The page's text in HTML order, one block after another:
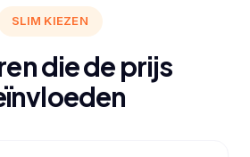
SLIM KIEZEN
die de prijs